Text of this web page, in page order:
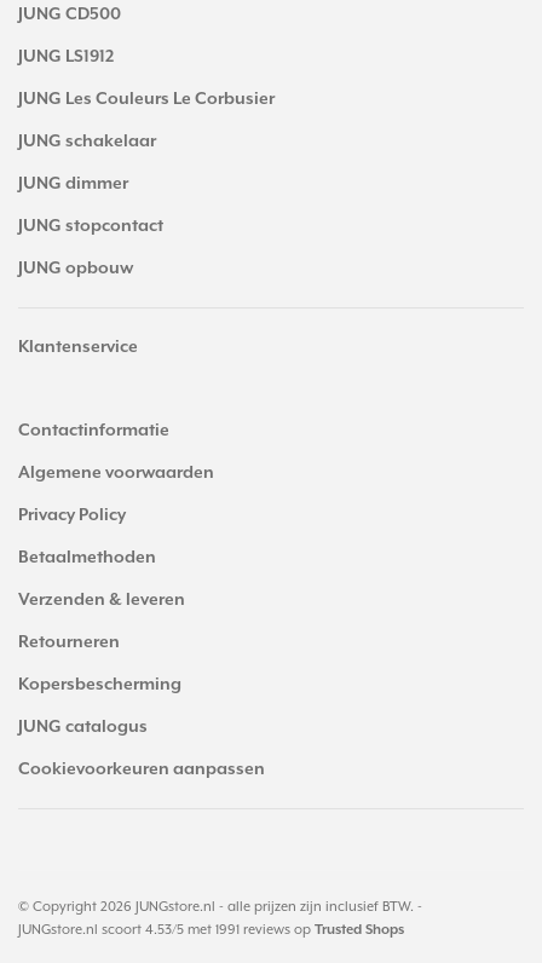
JUNG CD500
JUNG LS1912
JUNG Les Couleurs Le Corbusier
JUNG schakelaar
JUNG dimmer
JUNG stopcontact
JUNG opbouw
Klantenservice
Contactinformatie
Algemene voorwaarden
Privacy Policy
Betaalmethoden
Verzenden & leveren
Retourneren
Kopersbescherming
JUNG catalogus
Cookievoorkeuren aanpassen
© Copyright 2026 JUNGstore.nl - alle prijzen zijn inclusief BTW. -
JUNGstore.nl scoort 4.53/5 met 1991 reviews op Trusted Shops